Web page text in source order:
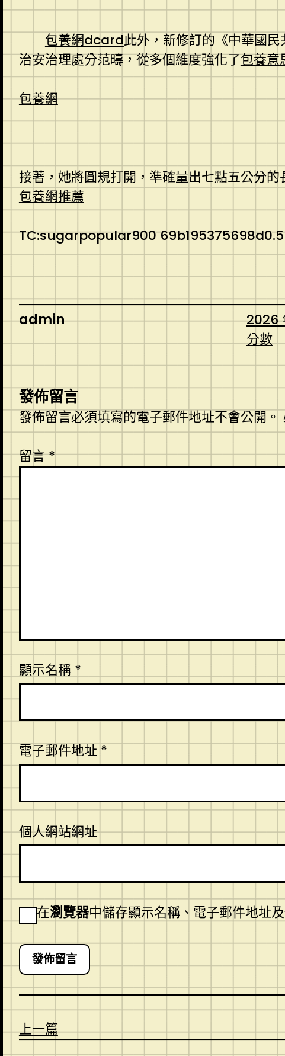
包養網dcard此外，新修訂的《中華國民
治安治理處分范疇，從多個維度強化了包養意
包養網
接著，她將圓規打開，準確量出七點五公分的
包養網推薦
TC:sugarpopular900
admin
2026
分數
發佈留言
發佈留言必須填寫的電子郵件地址不會公開。
留言*
顯示名稱 *
電子郵件地址 *
個人網站網址
在瀏覽器中儲存顯示名稱、電子郵件地址
上一篇